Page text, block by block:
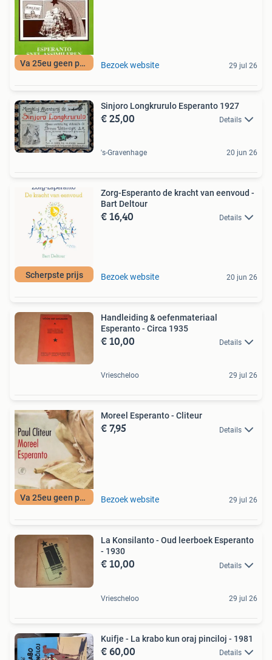
Va 25eu geen porto Bezoek website 29 jul 26
Sinjoro Longkrurulo Esperanto 1927
€ 25,00 Details
's-Gravenhage 20 jun 26
Scherpste prijs
Zorg-Esperanto de kracht van eenvoud -
Bart Deltour
€ 16,40 Details
Bezoek website 20 jun 26
Handleiding & oefenmateriaal
Esperanto - Circa 1935
€ 10,00 Details
Vriescheloo 29 jul 26
Va 25eu geen porto
Moreel Esperanto - Cliteur
€ 7,95 Details
Bezoek website 29 jul 26
La Konsilanto - Oud leerboek Esperanto
- 1930
€ 10,00 Details
Vriescheloo 29 jul 26
Kuifje - La krabo kun oraj pinciloj - 1981
€ 60,00 Details